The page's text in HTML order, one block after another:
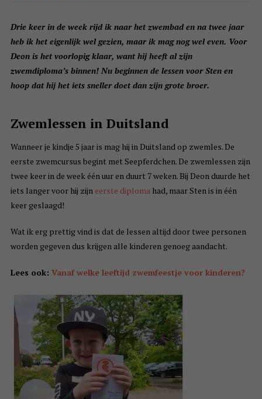
Drie keer in de week rijd ik naar het zwembad en na twee jaar
heb ik het eigenlijk wel gezien, maar ik mag nog wel even. Voor
Deon is het voorlopig klaar, want hij heeft al zijn
zwemdiploma’s binnen! Nu beginnen de lessen voor Sten en
hoop dat hij het iets sneller doet dan zijn grote broer.
Zwemlessen in Duitsland
Wanneer je kindje 5 jaar is mag hij in Duitsland op zwemles. De
eerste zwemcursus begint met Seepferdchen. De zwemlessen zijn
twee keer in de week één uur en duurt 7 weken. Bij Deon duurde het
iets langer voor hij zijn eerste diplomahad, maar Sten is in één
keer geslaagd!
Wat ik erg prettig vind is dat de lessen altijd door twee personen
worden gegeven dus krijgen alle kinderen genoeg aandacht.
Lees ook: Vanaf welke leeftijd zwemfeestje voor kinderen?